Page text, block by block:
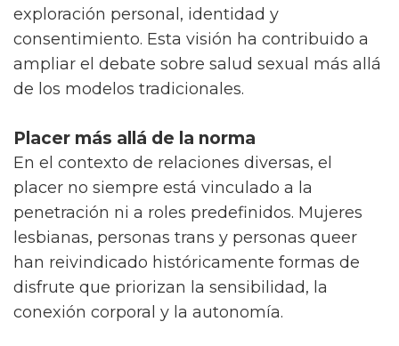
exploración personal, identidad y
consentimiento. Esta visión ha contribuido a
ampliar el debate sobre salud sexual más allá
de los modelos tradicionales.
Placer más allá de la norma
En el contexto de relaciones diversas, el
placer no siempre está vinculado a la
penetración ni a roles predefinidos. Mujeres
lesbianas, personas trans y personas queer
han reivindicado históricamente formas de
disfrute que priorizan la sensibilidad, la
conexión corporal y la autonomía.